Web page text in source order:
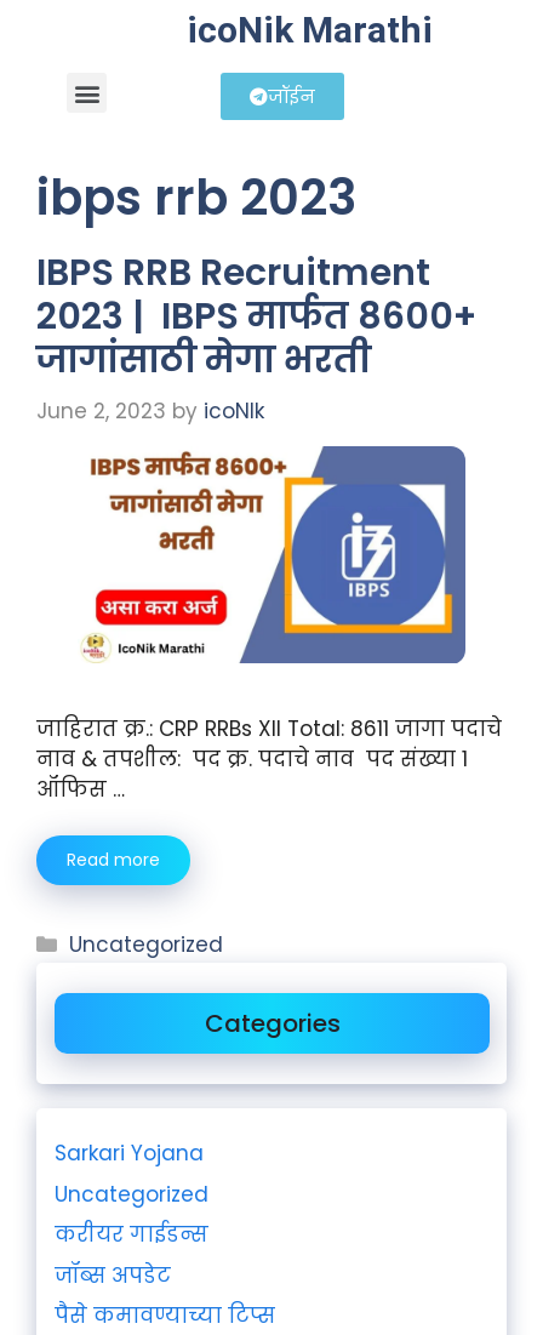
icoNik Marathi
जॉईन
ibps rrb 2023
IBPS RRB Recruitment
2023 | IBPS मार्फत 8600+
जागांसाठी मेगा भरती
June 2, 2023 by icoNIk
जाहिरात क्र.: CRP RRBs XII Total: 8611 जागा पदाचे
नाव & तपशील: पद क्र. पदाचे नाव पद संख्या 1
ऑफिस …
Read more
Uncategorized
Categories
Sarkari Yojana
Uncategorized
करीयर गाईडन्स
जॉब्स अपडेट
पैसे कमावण्याच्या टिप्स